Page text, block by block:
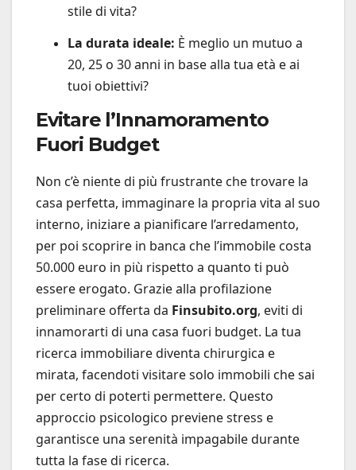
stile di vita?
La durata ideale: È meglio un mutuo a
20, 25 o 30 anni in base alla tua età e ai
tuoi obiettivi?
Evitare l’Innamoramento
Fuori Budget
Non c’è niente di più frustrante che trovare la
casa perfetta, immaginare la propria vita al suo
interno, iniziare a pianificare l’arredamento,
per poi scoprire in banca che l’immobile costa
50.000 euro in più rispetto a quanto ti può
essere erogato. Grazie alla profilazione
preliminare offerta da Finsubito.org, eviti di
innamorarti di una casa fuori budget. La tua
ricerca immobiliare diventa chirurgica e
mirata, facendoti visitare solo immobili che sai
per certo di poterti permettere. Questo
approccio psicologico previene stress e
garantisce una serenità impagabile durante
tutta la fase di ricerca.